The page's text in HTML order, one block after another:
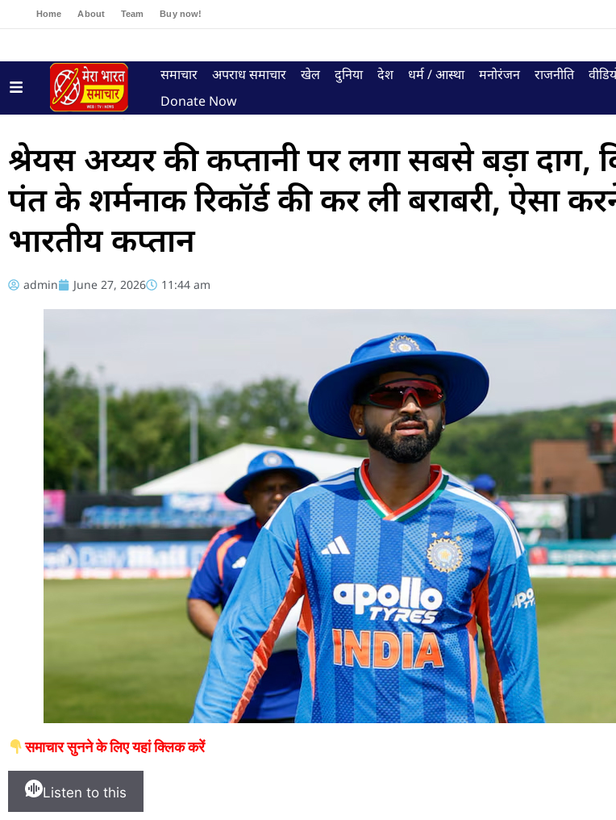
Home About Team Buy now!
समाचार अपराध समाचार खेल दुनिया देश धर्म / आस्था मनोरंजन राजनीति
Donate Now
श्रेयस अय्यर की कप्तानी पर लगा सबसे बड़ा दाग,
पंत के शर्मनाक रिकॉर्ड की कर ली बराबरी, ऐसा
भारतीय कप्तान
admin June 27, 2026 11:44 am
समाचार सुनने के लिए यहां क्लिक करें
Listen to this